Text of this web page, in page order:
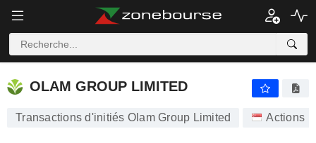
OLAM GROUP LIMITED
OLAM GROUP LIMITED
Transactions d'initiés Olam Group Limited Actions